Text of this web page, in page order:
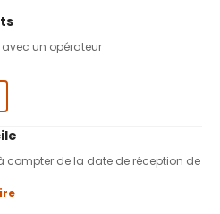
avec un opérateur
compter de la date de réception de